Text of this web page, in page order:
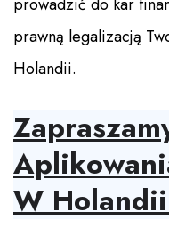
prowadzić do kar
prawną legalizacją
Holandii.
W